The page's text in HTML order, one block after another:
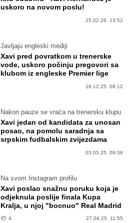
uskoro na novom poslu!
25.02.26. 13:52
Javljaju engleski mediji
Xavi pred povratkom u trenerske
vode, uskoro počinju pregovori sa
klubom iz engleske Premier lige
16.12.25. 08:12
Nakon pauze se vraća na trenersku klupu
Xavi jedan od kandidata za unosan
posao, na pomolu saradnja sa
srpskim fudbalskim zvijezdama
03.05.25. 09:38
Na svom Instagram profilu
Xavi poslao snažnu poruku koja je
odjeknula poslije finala Kupa
Kralja, u njoj "bocnuo" Real Madrid
4 27.04.25. 11:55